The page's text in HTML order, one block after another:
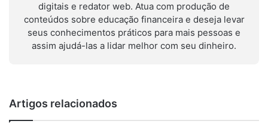
digitais e redator web. Atua com produção de
conteúdos sobre educação financeira e deseja levar
seus conhecimentos práticos para mais pessoas e
assim ajudá-las a lidar melhor com seu dinheiro.
Artigos relacionados